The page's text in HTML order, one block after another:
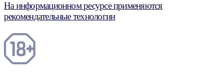
На информационном ресурсе применяются
рекомендательные технологии